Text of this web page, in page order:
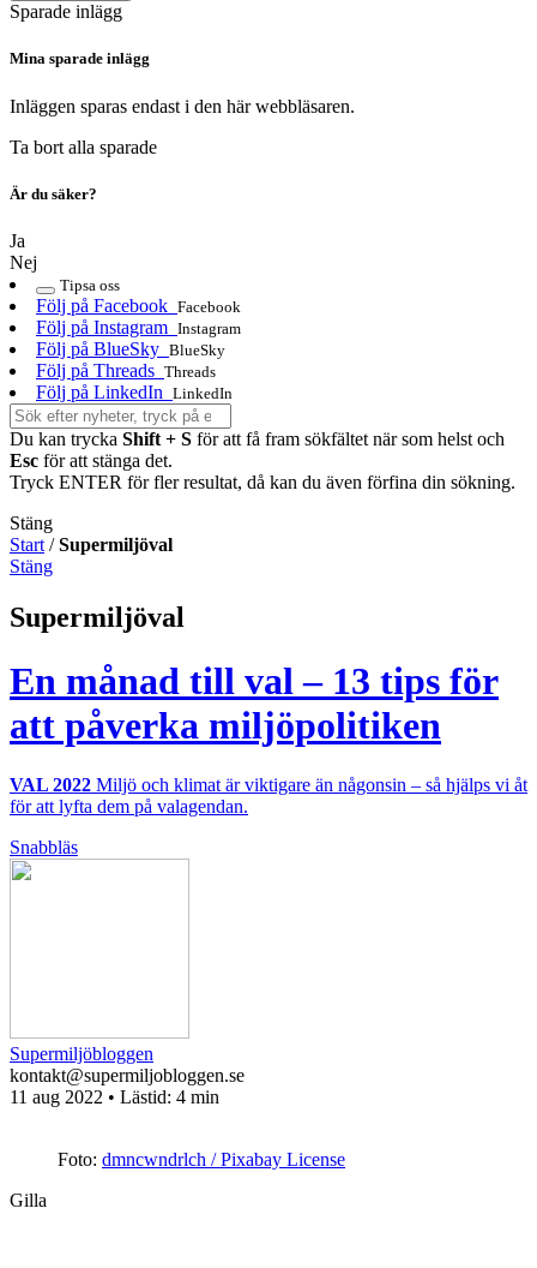
Sparade inlägg
Mina sparade inlägg
Inläggen sparas endast i den här webbläsaren.
Ta bort alla sparade
Är du säker?
Ja
Nej
Tipsa oss
Följ på Facebook Facebook
Följ på Instagram Instagram
Följ på BlueSky BlueSky
Följ på Threads Threads
Följ på LinkedIn LinkedIn
Du kan trycka Shift + S för att få fram sökfältet när som helst och
Esc för att stänga det.
Tryck ENTER för fler resultat, då kan du även förfina din sökning.
Stäng
Start /Supermiljöval
Stäng
Supermiljöval
En månad till val – 13 tips för
att påverka miljöpolitiken
VAL 2022 Miljö och klimat är viktigare än någonsin – så hjälps vi åt
för att lyfta dem på valagendan.
Snabbläs
Supermiljöbloggen
kontakt@supermiljobloggen.se
11 aug 2022 • Lästid: 4 min
Foto: dmncwndrlch / Pixabay License
Gilla